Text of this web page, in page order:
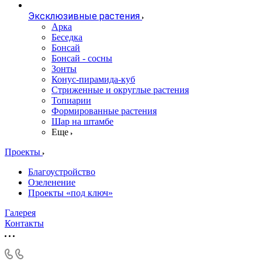
Эксклюзивные растения
Арка
Беседка
Бонсай
Бонсай - сосны
Зонты
Конус-пирамида-куб
Стриженные и округлые растения
Топиарии
Формированные растения
Шар на штамбе
Еще
Проекты
Благоустройство
Озеленение
Проекты «под ключ»
Галерея
Контакты